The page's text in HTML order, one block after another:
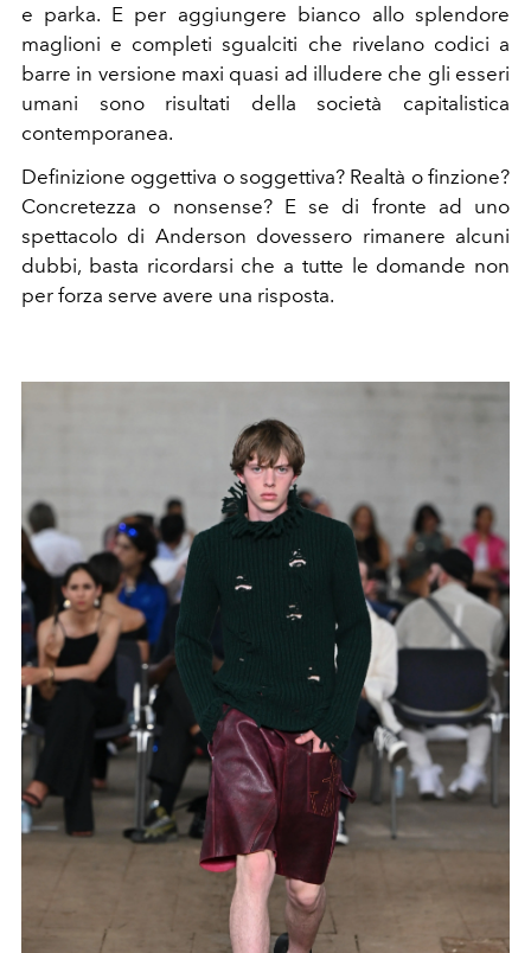
e parka. E per aggiungere bianco allo splendore
maglioni e completi sgualciti che rivelano codici a
barre in versione maxi quasi ad illudere che gli esseri
umani sono risultati della società capitalistica
contemporanea.
Definizione oggettiva o soggettiva? Realtà o finzione?
Concretezza o nonsense? E se di fronte ad uno
spettacolo di Anderson dovessero rimanere alcuni
dubbi, basta ricordarsi che a tutte le domande non
per forza serve avere una risposta.